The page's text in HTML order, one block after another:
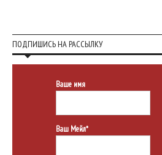
ПОДПИШИСЬ НА РАССЫЛКУ
Ваше имя
Ваш Мейл*